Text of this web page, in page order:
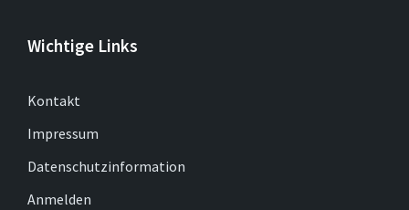
Wichtige Links
Kontakt
Impressum
Datenschutzinformation
Anmelden